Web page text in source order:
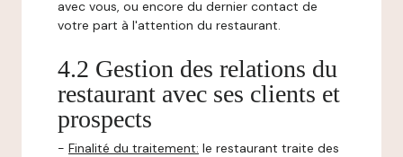
avec vous, ou encore du dernier contact de
votre part à l'attention du restaurant.
4.2 Gestion des relations du
restaurant avec ses clients et
prospects
- Finalité du traitement: le restaurant traite des